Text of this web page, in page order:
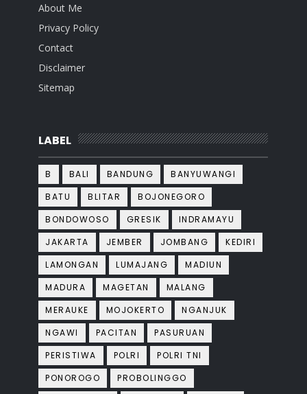
About Me
Privacy Policy
Contact
Disclaimer
Sitemap
LABEL
B BALI BANDUNG
BANYUWANGI
BATU
BLITAR
BOJONEGORO
BONDOWOSO
GRESIK
INDRAMAYU
JAKARTA
JEMBER JOMBANG
KEDIRI
LAMONGAN
LUMAJANG
MADIUN
MADURA
MAGETAN
MALANG
MERAUKE
MOJOKERTO
NGANJUK
NGAWI
PACITAN
PASURUAN
PERISTIWA
POLRI
POLRI TNI
PONOROGO
PROBOLINGGO